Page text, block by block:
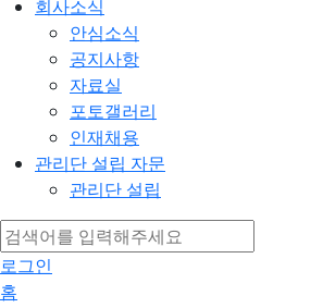
회사소식
안심소식
공지사항
자료실
포토갤러리
인재채용
관리단 설립 자문
관리단 설립
로그인
홈